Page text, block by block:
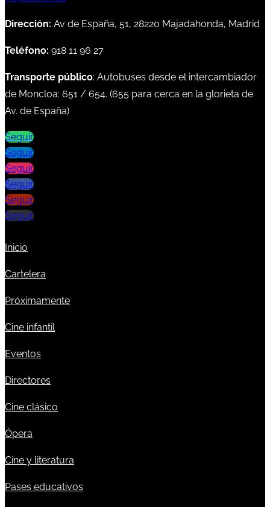
Dirección: Av de España, 51, 28220 Majadahonda, Madrid
Teléfono: 918 11 96 27
Transporte público: Autobuses desde el intercambiador
de Moncloa: 651 / 654. (655 para cerca en la glorieta de
Av. de España)
Seguir
Seguir
Seguir
Seguir
Seguir
Seguir
Inicio
Cartelera
Próximamente
Cine infantil
Eventos
Directores
Cine clásico
Ópera
Cine y literatura
Pases educativos